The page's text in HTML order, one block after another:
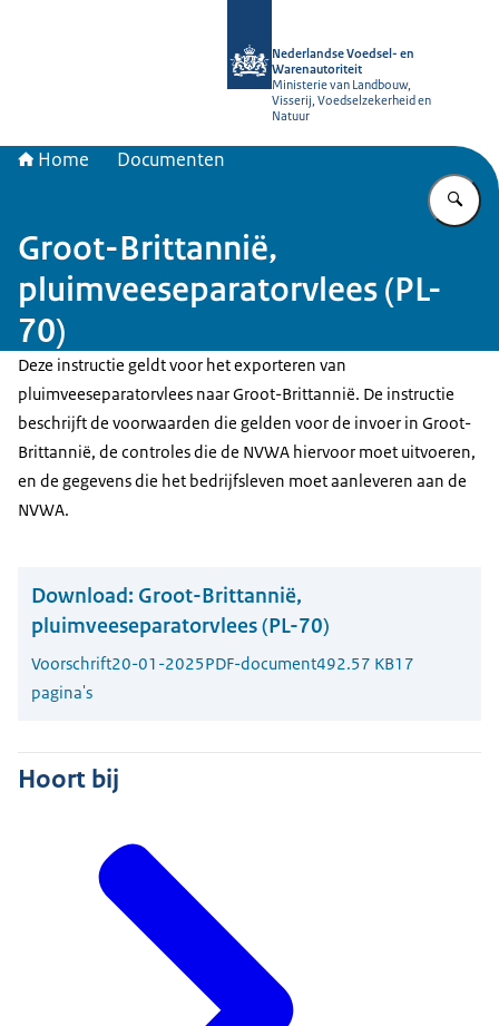
Nederlandse Voedsel- en
Warenautoriteit
Ministerie van Landbouw,
Visserij, Voedselzekerheid en
Natuur
Home Documenten
Groot-Brittannië,
pluimveeseparatorvlees (PL-
70)
Deze instructie geldt voor het exporteren van
pluimveeseparatorvlees naar Groot-Brittannië. De instructie
beschrijft de voorwaarden die gelden voor de invoer in Groot-
Brittannië, de controles die de NVWA hiervoor moet uitvoeren,
en de gegevens die het bedrijfsleven moet aanleveren aan de
NVWA.
Download: Groot-Brittannië,
pluimveeseparatorvlees (PL-70)
Voorschrift20-01-2025PDF-document492.57 KB17
pagina's
Hoort bij